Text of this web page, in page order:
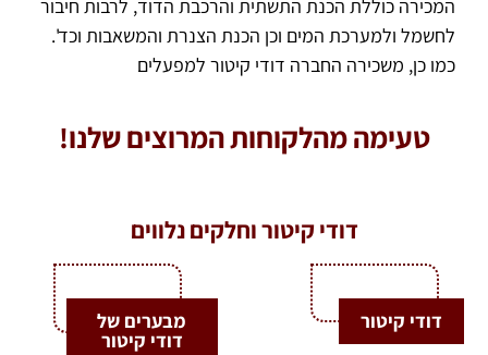
המכירה כוללת הכנת התשתית והרכבת הדוד, לרבות חיבור
לחשמל ולמערכת המים וכן הכנת הצנרת והמשאבות וכד'.
כמו כן, משכירה החברה דודי קיטור למפעלים
טעימה מהלקוחות המרוצים שלנו!
דודי קיטור וחלקים נלווים
דודי קיטור מבערים של
דודי קיטור